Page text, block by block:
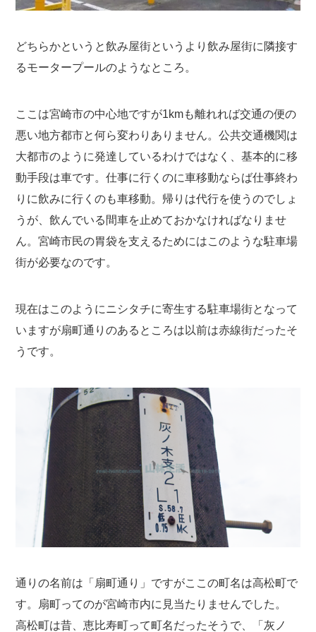
どちらかというと飲み屋街というより飲み屋街に隣接す
るモータープールのようなところ。
ここは宮崎市の中心地ですが1kmも離れれば交通の便の
悪い地方都市と何ら変わりありません。公共交通機関は
大都市のように発達しているわけではなく、基本的に移
動手段は車です。仕事に行くのに車移動ならば仕事終わ
りに飲みに行くのも車移動。帰りは代行を使うのでしょ
うが、飲んでいる間車を止めておかなければなりませ
ん。宮崎市民の胃袋を支えるためにはこのような駐車場
街が必要なのです。
現在はこのようにニシタチに寄生する駐車場街となって
いますが扇町通りのあるところは以前は赤線街だったそ
うです。
通りの名前は「扇町通り」ですがここの町名は高松町で
す。扇町ってのが宮崎市内に見当たりませんでした。
高松町は昔、恵比寿町って町名だったそうで、「灰ノ